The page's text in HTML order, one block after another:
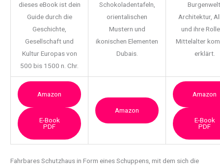
dieses eBook ist dein
Guide durch die
Geschichte,
Gesellschaft und
Kultur Europas von
500 bis 1500 n. Chr.
Schokoladentafeln,
orientalischen
Mustern und
ikonischen Elementen
Dubais.
Architektur,
und ihre
Mittelalter
erklärt.
Amazon
E-Book
PDF
Amazon
Amazon
E-Book
PDF
Fahrbares Schutzhaus in Form eines Schuppens, mit dem sich die